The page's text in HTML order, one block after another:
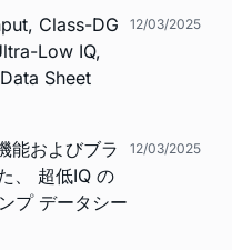
Class-DG
Low IQ,
Sheet
12/03/2025
能およびブラ
、 超低IQ の
プ データシー
12/03/2025